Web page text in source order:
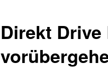
Direkt